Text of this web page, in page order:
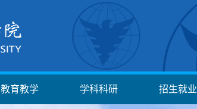
教育教学 学科科研 招生就业